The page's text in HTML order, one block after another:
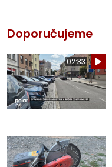
Doporučujeme
02:33